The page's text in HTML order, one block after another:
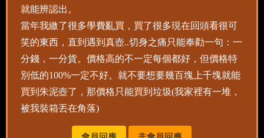
就能辨認出。
當年我繳了很多學費亂買，買了很多現在回頭看很可
笑的東西，直到遇到真壺..切身之痛只能奉勸一句：一
分錢，一分貨。價格高的不一定每個都好，但價格特
別低的100%一定不好。就不要想要幾百塊上千塊就能
買到朱泥壺了，那價格只能買到垃圾(我家裡有一堆，
被我裝箱丟在角落)